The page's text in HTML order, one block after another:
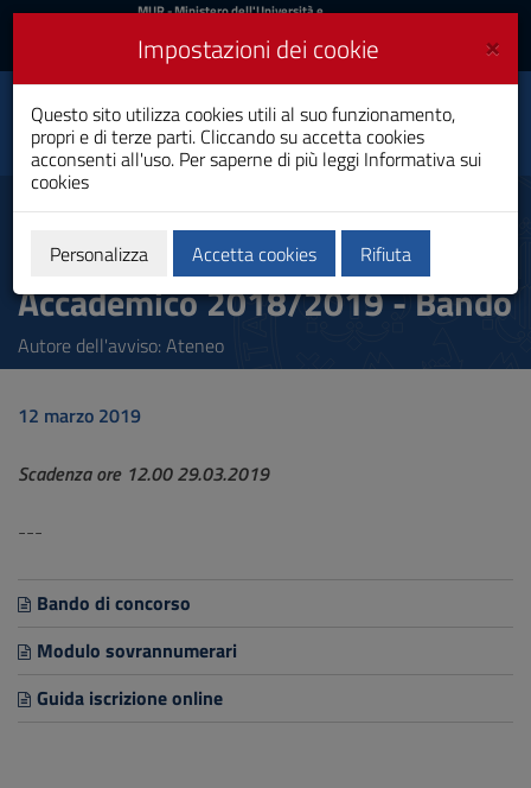
Vai
al
navigazione
del
sito
Vai
Footer
MIUR
Accedi
MUR- Ministero dell'Università e
Accedi UniCA News
Toggle
navigation
Università degli
Studi di Cagliari
Corsi di Specializzazione per le
attività di Sostegno Anno
Accademico 2018/2019 - Bando
Autore dell'avviso: Ateneo
12 marzo 2019
Scadenza ore 12.00 29.03.2019
---
Bando di concorso
Modulo sovrannumerari
Guida iscrizione online
×
Impostazioni dei cookie
Questo sito utilizza cookies utili al suo funzionamento,
propri e di terze parti. Cliccando su accetta cookies
acconsenti all'uso. Per saperne di più leggi Informativa sui
cookies
Personalizza Accetta cookies Rifiuta